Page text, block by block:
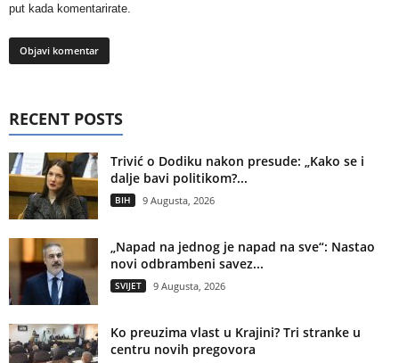
put kada komentarirate.
RECENT POSTS
Trivić o Dodiku nakon presude: „Kako se i
dalje bavi politikom?...
BIH 9 Augusta, 2026
„Napad na jednog je napad na sve“: Nastao
novi odbrambeni savez...
SVIJET 9 Augusta, 2026
Ko preuzima vlast u Krajini? Tri stranke u
centru novih pregovora